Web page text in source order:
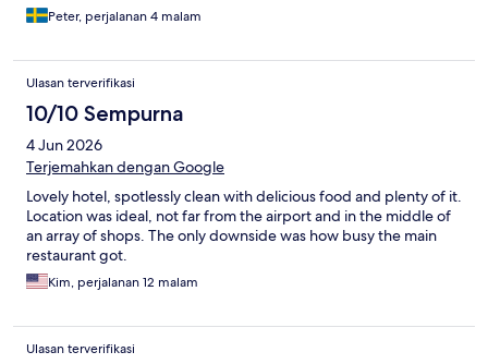
Peter, perjalanan 4 malam
Ulasan terverifikasi
10/10 Sempurna
4 Jun 2026
Terjemahkan dengan Google
Lovely hotel, spotlessly clean with delicious food and plenty of it.
Location was ideal, not far from the airport and in the middle of
an array of shops. The only downside was how busy the main
restaurant got.
Kim, perjalanan 12 malam
Ulasan terverifikasi